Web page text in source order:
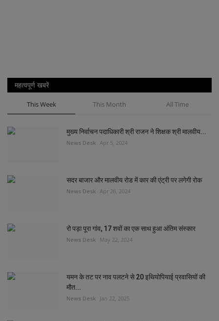
महत्वपूर्ण खबरें
This Week This Month All Time
मुख्य निर्वाचन पदाधिकारी श्री राजन ने शिक्षक श्री मालवीय...
News Desk Apr 5, 2024
सदर बाजार और मालवीय रोड में कार की एंट्री पर लगेगी रोक
News Desk Apr 26, 2024
रो पड़ा पूरा गांव, 17 शवों का एक साथ हुआ अंतिम संस्कार
News Desk May 22, 2024
यमन के तट पर नाव पलटने से 20 इथियोपियाई प्रवासियों की
मौत...
News Desk Jan 22, 2025